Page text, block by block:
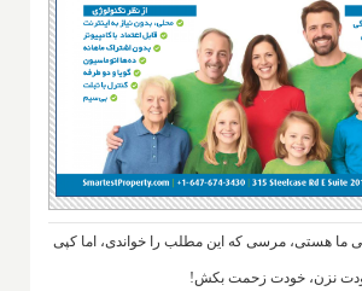
ما هستی، مرسی که این مطلب را خواندی، اما کپی
خودت نزن، خودت زحمت بکش!